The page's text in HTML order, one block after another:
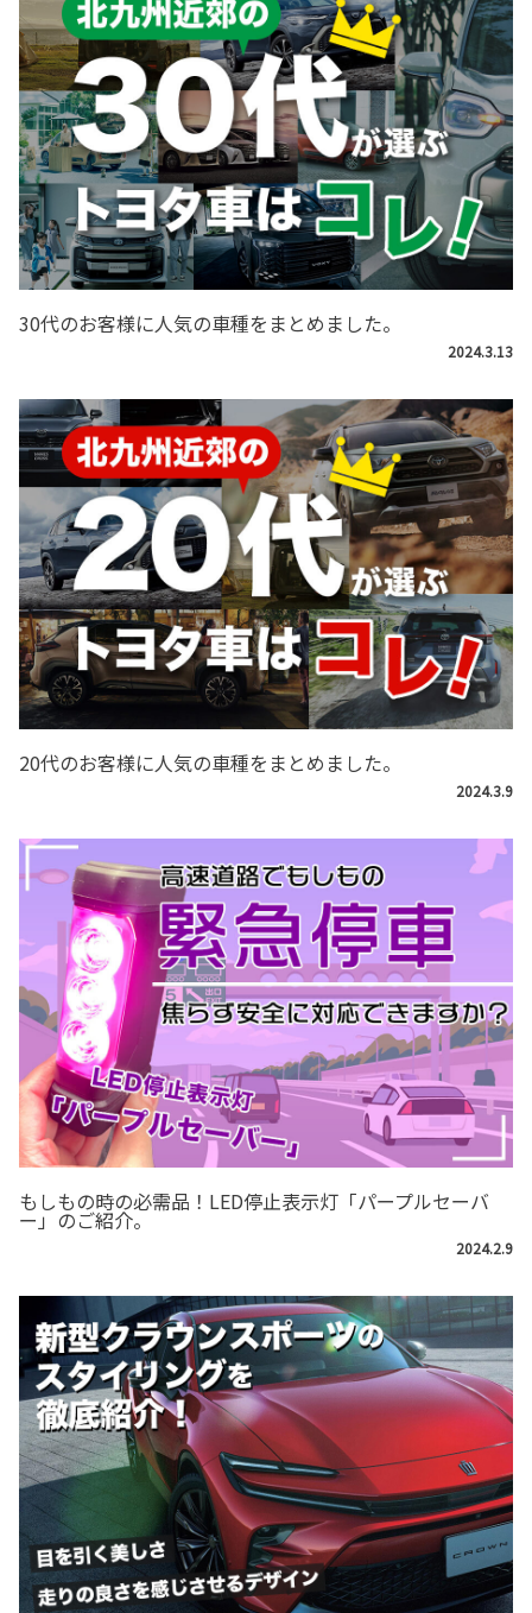
30代のお客様に人気の車種をまとめました。
2024.3.13
20代のお客様に人気の車種をまとめました。
2024.3.9
もしもの時の必需品！LED停止表示灯「パープルセーバ
ー」のご紹介。
2024.2.9